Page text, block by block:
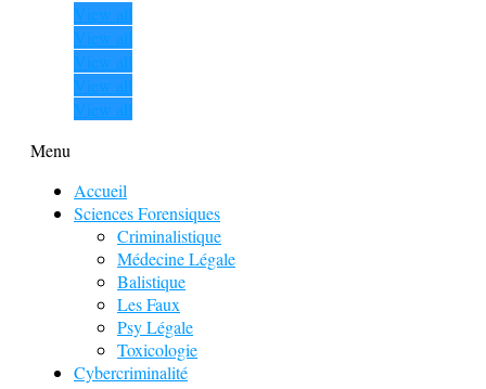
View all
View all
View all
View all
View all
Menu
Accueil
Sciences Forensiques
Criminalistique
Médecine Légale
Balistique
Les Faux
Psy Légale
Toxicologie
Cybercriminalité